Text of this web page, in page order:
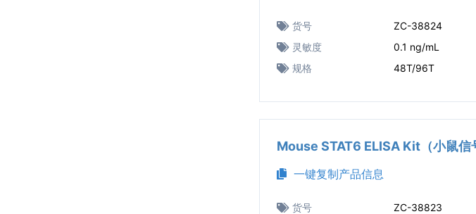
货号 ZC-38824
灵敏度
0.1 ng/mL
规格
48T/96T
Mouse STAT6 ELISA Kit（小鼠信
一键复制产品信息
货号 ZC-38823